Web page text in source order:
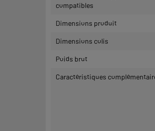
compatibles
Dimensions produit
Dimensions colis
Poids brut
Caractéristiques